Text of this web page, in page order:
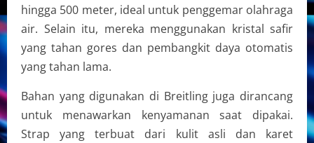
hingga 500 meter, ideal untuk penggemar olahraga
air. Selain itu, mereka menggunakan kristal safir
yang tahan gores dan pembangkit daya otomatis
yang tahan lama.
Bahan yang digunakan di Breitling juga dirancang
untuk menawarkan kenyamanan saat dipakai.
Strap yang terbuat dari kulit asli dan karet